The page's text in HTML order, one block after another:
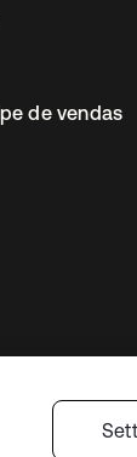
de vendas
Mapa do site